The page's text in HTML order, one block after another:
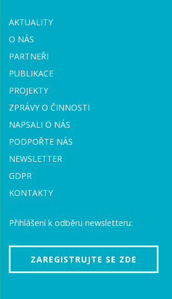
AKTUALITY
O NÁS
PARTNEŘI
PUBLIKACE
PROJEKTY
ZPRÁVY O ČINNOSTI
NAPSALI O NÁS
PODPOŘTE NÁS
NEWSLETTER
GDPR
KONTAKTY
Přihlášení k odběru newsletteru:
ZAREGISTRUJTE SE ZDE